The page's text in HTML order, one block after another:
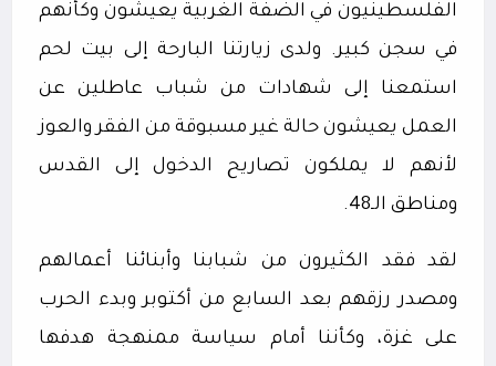
الفلسطينيون في الضفة الغربية يعيشون وكأنهم
في سجن كبير. ولدى زيارتنا البارحة إلى بيت لحم
استمعنا إلى شهادات من شباب عاطلين عن
العمل يعيشون حالة غير مسبوقة من الفقر والعوز
لأنهم لا يملكون تصاريح الدخول إلى القدس
ومناطق الـ48.
لقد فقد الكثيرون من شبابنا وأبنائنا أعمالهم
ومصدر رزقهم بعد السابع من أكتوبر وبدء الحرب
على غزة، وكأننا أمام سياسة ممنهجة هدفها